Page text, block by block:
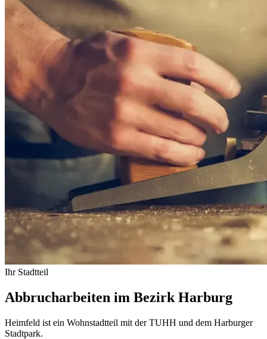
Ihr Stadtteil
Abbrucharbeiten im Bezirk Harburg
Heimfeld ist ein Wohnstadtteil mit der TUHH und dem Harburger
Stadtpark.